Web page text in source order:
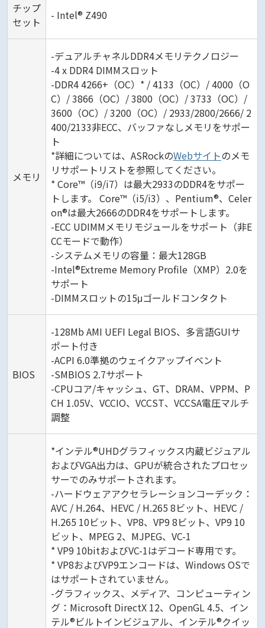
チップ
セット
- Intel® Z490
メモリ
-デュアルチャネルDDR4メモリテクノロジー
-4 x DDR4 DIMMスロット
-DDR4 4266+（OC）* / 4133（OC）/ 4000（O
C）/ 3866（OC）/ 3800（OC）/ 3733（OC）/
3600（OC）/ 3200（OC）/ 2933/2800/2666/ 2
400/2133非ECC、バッファなしメモリをサポー
ト
*詳細については、ASRockのWebサイトのメモ
リサポートリストを参照してください。
* Core™（i9/i7）は最大2933のDDR4をサポー
トします。 Core™（i5/i3）、Pentium®、Celer
on®は最大2666のDDR4をサポートします。
-ECC UDIMMメモリモジュールをサポート（非E
CCモードで動作）
-システムメモリの容量：最大128GB
-Intel®Extreme Memory Profile（XMP）2.0を
サポート
-DIMMスロットの15μゴールドコンタクト
BIOS
-128Mb AMI UEFI Legal BIOS、多言語GUIサ
ポート付き
-ACPI 6.0準拠のウェイクアップイベント
-SMBIOS 2.7サポート
-CPUコア/キャッシュ、GT、DRAM、VPPM、P
CH 1.05V、VCCIO、VCCST、VCCSA電圧マルチ
調整
*インテル®UHDグラフィックス内蔵ビジュアル
およびVGA出力は、GPUが統合されたプロセッ
サーでのみサポートされます。
-ハードウェアアクセラレーションコーデック：
AVC / H.264、HEVC / H.265 8ビット、HEVC /
H.265 10ビット、VP8、VP9 8ビット、VP9 10
ビット、MPEG 2、MJPEG、VC-1
* VP9 10bitおよびVC-1はデコード専用です。
* VP8およびVP9エンコードは、Windows OSで
はサポートされていません。
-グラフィックス、メディア、コンピューティン
グ：Microsoft DirectX 12、OpenGL 4.5、イン
テル®ビルトインビジュアル、インテル®クイッ